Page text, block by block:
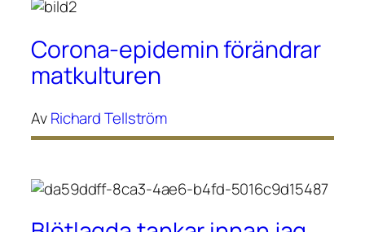
Corona-epidemin förändrar
matkulturen
AvRichard Tellström